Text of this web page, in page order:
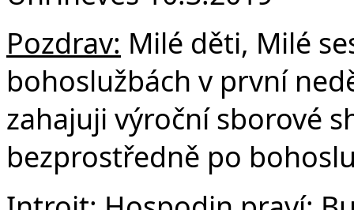
Pozdrav: Milé děti, Milé
bohoslužbách v první
zahajuji výroční sborové
bezprostředně po